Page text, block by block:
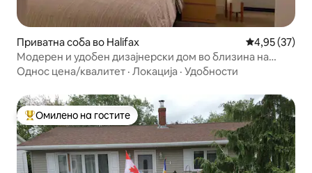
Приватна соба во Halifax Просечна
4,95 (37)
Модерен и удобен дизајнерски дом во близина на
Халифакс
Однос цена/квалитет · Локација · Удобности
Меѓу најуспешните „Омилени на гостите“
Омилено на гостите